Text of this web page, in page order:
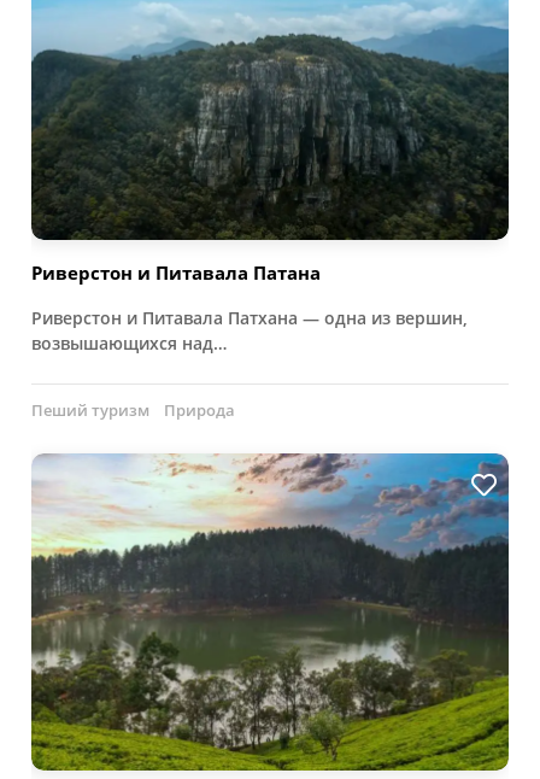
Риверстон и Питавала Патана
Риверстон и Питавала Патхана — одна из вершин,
возвышающихся над…
Пеший туризм Природа